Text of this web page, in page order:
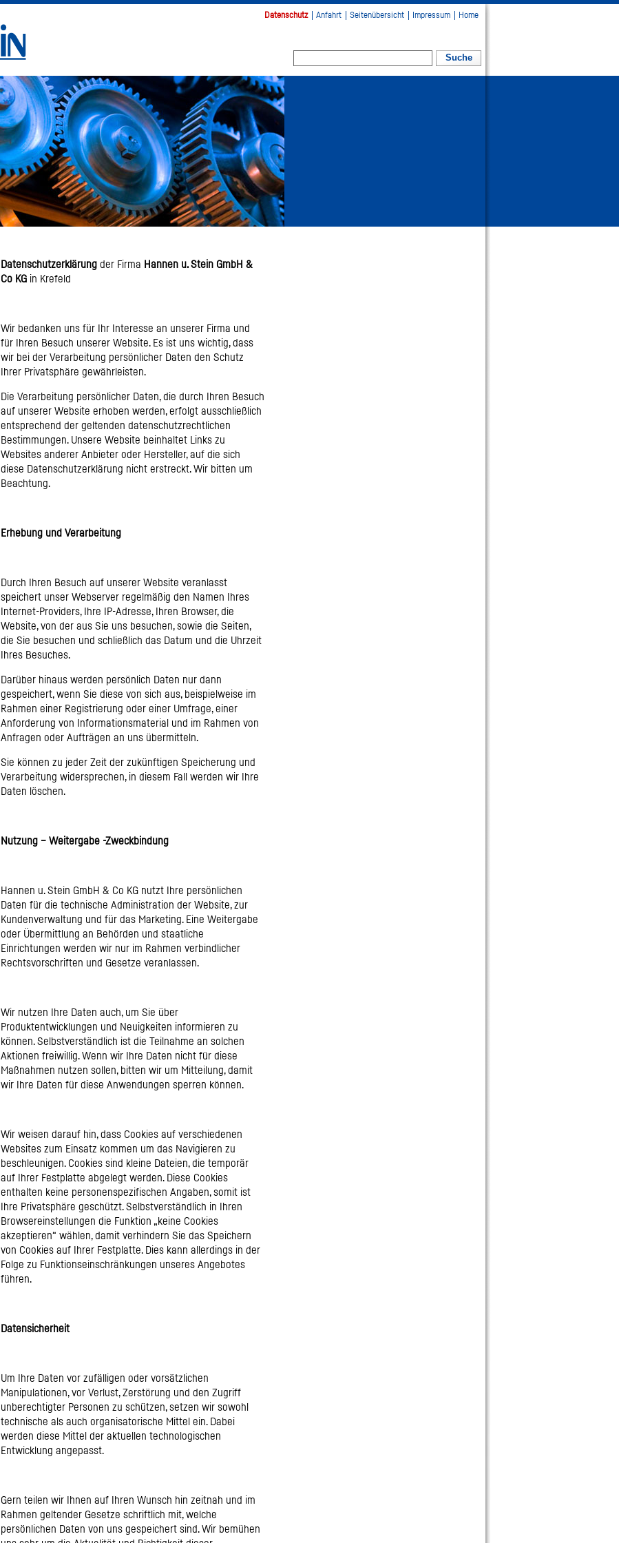
Home
Impressum
Seitenübersicht
Anfahrt
Datenschutz
Datenschutzerklärung der Firma Hannen u. Stein GmbH &
Co KG in Krefeld
Wir bedanken uns für Ihr Interesse an unserer Firma und
für Ihren Besuch unserer Website. Es ist uns wichtig, dass
wir bei der Verarbeitung persönlicher Daten den Schutz
Ihrer Privatsphäre gewährleisten.
Die Verarbeitung persönlicher Daten, die durch Ihren Besuch
auf unserer Website erhoben werden, erfolgt ausschließlich
entsprechend der geltenden datenschutzrechtlichen
Bestimmungen. Unsere Website beinhaltet Links zu
Websites anderer Anbieter oder Hersteller, auf die sich
diese Datenschutzerklärung nicht erstreckt. Wir bitten um
Beachtung.
Erhebung und Verarbeitung
Durch Ihren Besuch auf unserer Website veranlasst
speichert unser Webserver regelmäßig den Namen Ihres
Internet-Providers, Ihre IP-Adresse, Ihren Browser, die
Website, von der aus Sie uns besuchen, sowie die Seiten,
die Sie besuchen und schließlich das Datum und die Uhrzeit
Ihres Besuches.
Darüber hinaus werden persönlich Daten nur dann
gespeichert, wenn Sie diese von sich aus, beispielweise im
Rahmen einer Registrierung oder einer Umfrage, einer
Anforderung von Informationsmaterial und im Rahmen von
Anfragen oder Aufträgen an uns übermitteln.
Sie können zu jeder Zeit der zukünftigen Speicherung und
Verarbeitung widersprechen, in diesem Fall werden wir Ihre
Daten löschen.
Nutzung – Weitergabe -Zweckbindung
Hannen u. Stein GmbH & Co KG nutzt Ihre persönlichen
Daten für die technische Administration der Website, zur
Kundenverwaltung und für das Marketing. Eine Weitergabe
oder Übermittlung an Behörden und staatliche
Einrichtungen werden wir nur im Rahmen verbindlicher
Rechtsvorschriften und Gesetze veranlassen.
Wir nutzen Ihre Daten auch, um Sie über
Produktentwicklungen und Neuigkeiten informieren zu
können. Selbstverständlich ist die Teilnahme an solchen
Aktionen freiwillig. Wenn wir Ihre Daten nicht für diese
Maßnahmen nutzen sollen, bitten wir um Mitteilung, damit
wir Ihre Daten für diese Anwendungen sperren können.
Wir weisen darauf hin, dass Cookies auf verschiedenen
Websites zum Einsatz kommen um das Navigieren zu
beschleunigen. Cookies sind kleine Dateien, die temporär
auf Ihrer Festplatte abgelegt werden. Diese Cookies
enthalten keine personenspezifischen Angaben, somit ist
Ihre Privatsphäre geschützt. Selbstverständlich in Ihren
Browsereinstellungen die Funktion „keine Cookies
akzeptieren“ wählen, damit verhindern Sie das Speichern
von Cookies auf Ihrer Festplatte. Dies kann allerdings in der
Folge zu Funktionseinschränkungen unseres Angebotes
führen.
Datensicherheit
Um Ihre Daten vor zufälligen oder vorsätzlichen
Manipulationen, vor Verlust, Zerstörung und den Zugriff
unberechtigter Personen zu schützen, setzen wir sowohl
technische als auch organisatorische Mittel ein. Dabei
werden diese Mittel der aktuellen technologischen
Entwicklung angepasst.
Gern teilen wir Ihnen auf Ihren Wunsch hin zeitnah und im
Rahmen geltender Gesetze schriftlich mit, welche
persönlichen Daten von uns gespeichert sind. Wir bemühen